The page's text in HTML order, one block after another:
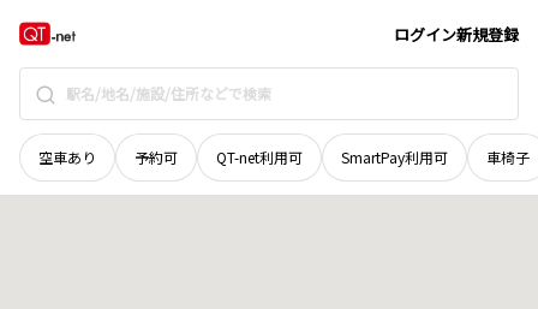
ログイン新規登録
空車あり 予約可 QT-net利用可 SmartPay利用可 車椅子
和歌山県